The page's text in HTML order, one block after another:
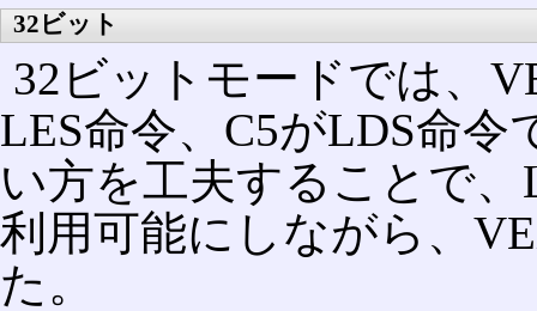
32ビット
32ビットモードでは、
LES命令、C5がLDS命
い方を工夫することで
利用可能にしながら、
た。